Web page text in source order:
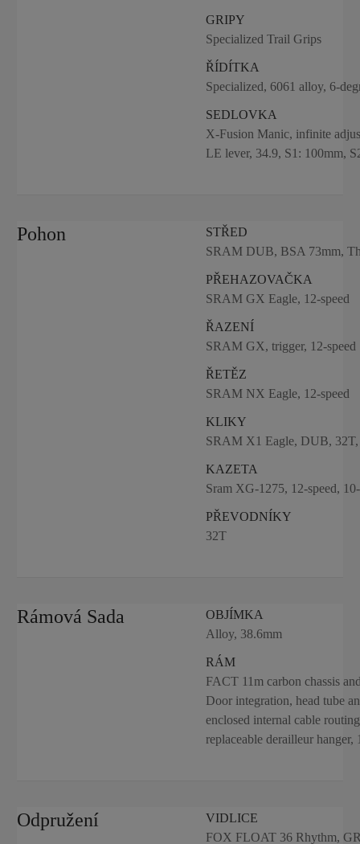
GRIPY
Specialized Trail Grips
ŘÍDÍTKA
Specialized, 6061 alloy, 6-
SEDLOVKA
X-Fusion Manic, infinite
LE lever, 34.9, S1: 100mm,
Pohon
STŘED
SRAM DUB, BSA 73mm,
PŘEHAZOVAČKA
SRAM GX Eagle, 12-speed
ŘAZENÍ
SRAM GX, trigger, 12-speed
ŘETĚZ
SRAM NX Eagle, 12-speed
KLIKY
SRAM X1 Eagle, DUB, 32T,
KAZETA
Sram XG-1275, 12-speed,
PŘEVODNÍKY
32T
Rámová Sada
OBJÍMKA
Alloy, 38.6mm
RÁM
FACT 11m carbon chassis
Door integration, head tube
enclosed internal cable
replaceable derailleur
Odpružení
VIDLICE
FOX FLOAT 36 Rhythm,